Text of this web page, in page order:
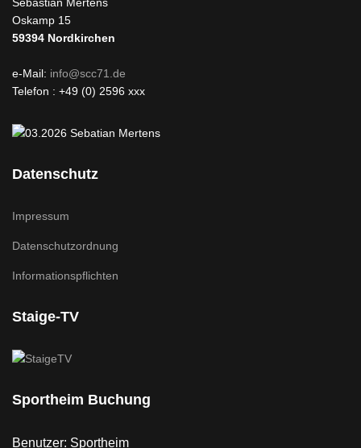
Oskamp 15
59394 Nordkirchen
e-Mail: info@scc71.de
Telefon : +49 (0) 2596 xxx
Datenschutz
Impressum
Datenschutzordnung
Informationspflichten
Staige-TV
Sportheim Buchung
Benutzer: Sportheim